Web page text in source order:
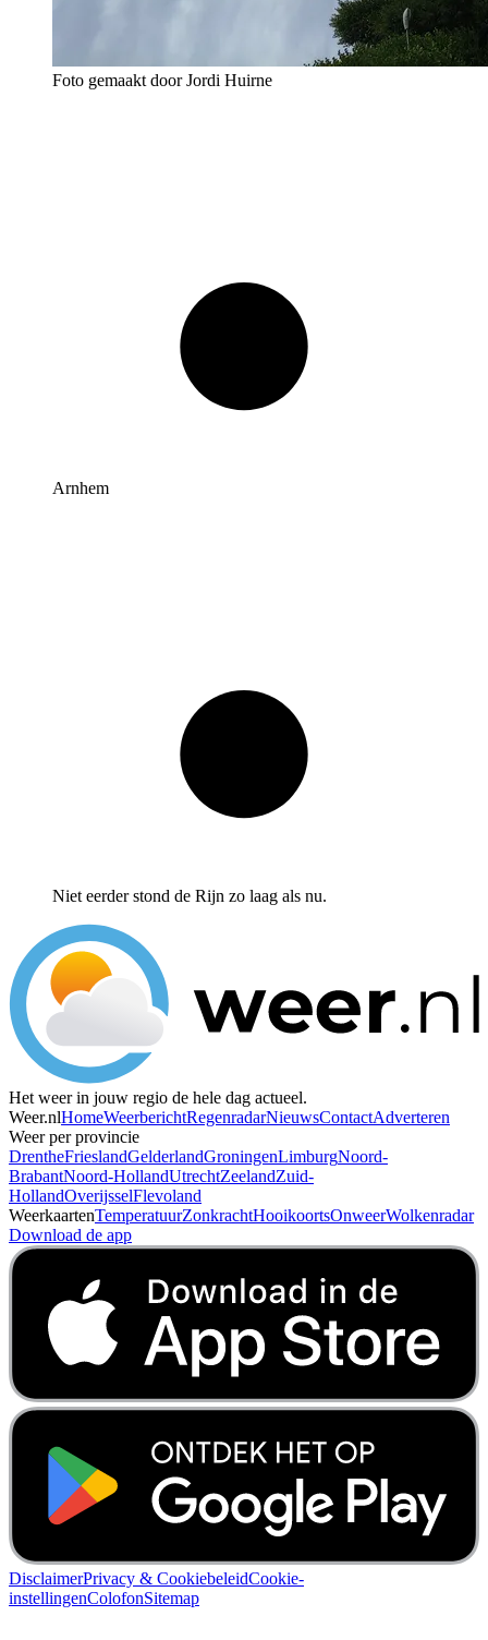
Foto gemaakt door Jordi Huirne
Arnhem
Niet eerder stond de Rijn zo laag als nu.
Het weer in jouw regio de hele dag actueel.
Weer.nlHomeWeerberichtRegenradarNieuwsContactAdverteren
Weer per provincie
DrentheFrieslandGelderlandGroningenLimburgNoord-
BrabantNoord-HollandUtrechtZeelandZuid-
HollandOverijsselFlevoland
WeerkaartenTemperatuurZonkrachtHooikoortsOnweerWolkenradar
Download de app
DisclaimerPrivacy & CookiebeleidCookie-
instellingenColofonSitemap